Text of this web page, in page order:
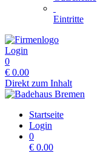
Eintritte
Login
0
€ 0.00
Direkt zum Inhalt
Startseite
Login
0
€ 0.00